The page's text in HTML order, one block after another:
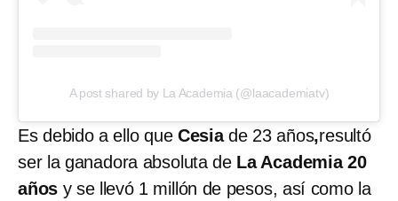
A post shared by La Academia (@laacademiatv)
Es debido a ello que Cesiade 23 años,resultó
ser la ganadora absoluta de La Academia 20
años y se llevó 1 millón de pesos, así como la